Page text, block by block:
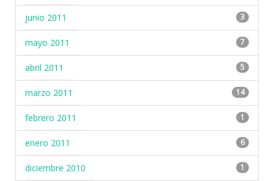
junio 2011 3
mayo 2011 7
abril 2011 5
marzo 2011 14
febrero 2011 1
enero 2011 6
diciembre 2010 1